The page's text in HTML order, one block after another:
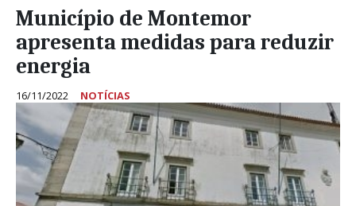
Município de Montemor
apresenta medidas para reduzir
energia
16/11/2022 NOTÍCIAS